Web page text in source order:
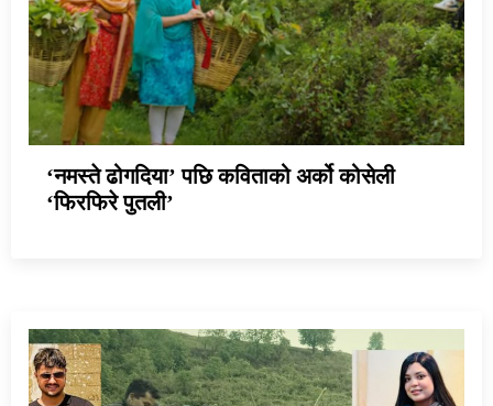
‘नमस्ते ढोगदिया’ पछि कविताको अर्को कोसेली
‘फिरफिरे पुतली’